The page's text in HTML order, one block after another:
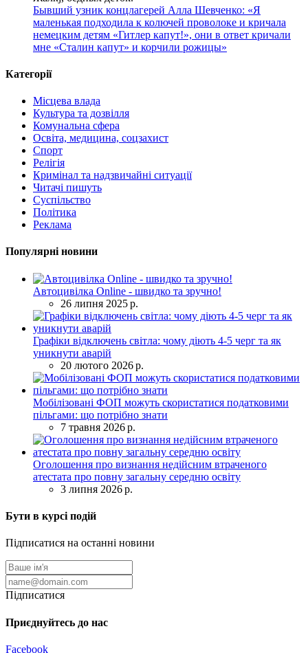
Бывший узник концлагерей Алла Шевченко: «Я
маленькая подходила к колючей проволоке и кричала
немецким детям «Гитлер капут!», они в ответ кричали
мне «Сталин капут» и корчили рожицы»
Категорії
Місцева влада
Культура та дозвілля
Комунальна сфера
Освіта, медицина, соцзахист
Спорт
Релігія
Кримінал та надзвичайні ситуації
Читачі пишуть
Суспільство
Політика
Реклама
Популярні новини
Автоцивілка Online - швидко та зручно!
26 липня 2025 р.
Графіки відключень світла: чому діють 4-5 черг та як
уникнути аварій
20 лютого 2026 р.
Мобілізовані ФОП можуть скористатися податковими
пільгами: що потрібно знати
7 травня 2026 р.
Оголошення про визнання недійсним втраченого
атестата про повну загальну середню освіту
3 липня 2026 р.
Бути в курсі подій
Підписатися на останні новини
Підписатися
Приєднуйтесь до нас
Facebook